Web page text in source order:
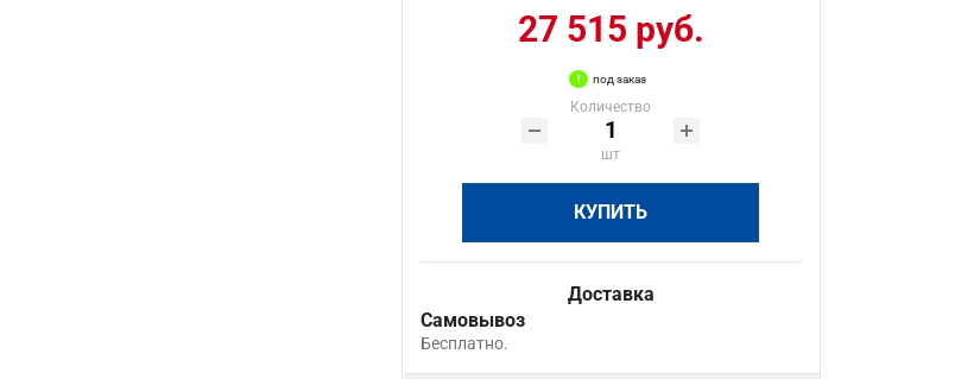
27 515 руб.
под заказ
Количество
шт
КУПИТЬ
Доставка
Самовывоз
Бесплатно.